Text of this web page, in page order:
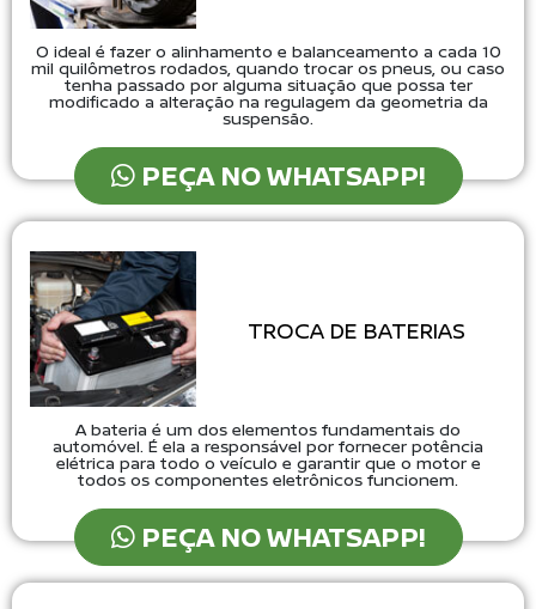
O ideal é fazer o alinhamento e balanceamento a cada 10
mil quilômetros rodados, quando trocar os pneus, ou caso
tenha passado por alguma situação que possa ter
modificado a alteração na regulagem da geometria da
suspensão.
PEÇA NO WHATSAPP!
TROCA DE BATERIAS
A bateria é um dos elementos fundamentais do
automóvel. É ela a responsável por fornecer potência
elétrica para todo o veículo e garantir que o motor e
todos os componentes eletrônicos funcionem.
PEÇA NO WHATSAPP!